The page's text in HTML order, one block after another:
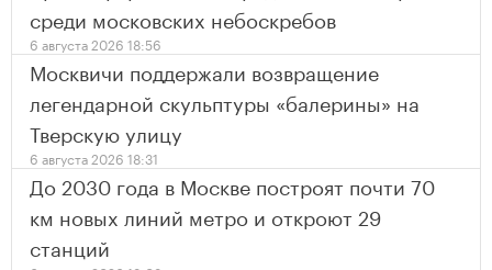
среди московских небоскребов
6 августа 2026 18:56
Москвичи поддержали возвращение
легендарной скульптуры «балерины» на
Тверскую улицу
6 августа 2026 18:31
До 2030 года в Москве построят почти 70
км новых линий метро и откроют 29
станций